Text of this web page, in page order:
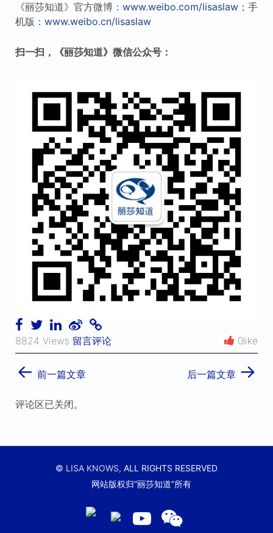
《丽莎知道》官方微博： www.weibo.com/lisaslaw；手
机版： www.weibo.cn/lisaslaw
扫一扫，《丽莎知道》微信公众号：
8824 Views 留言评论 0like
← 前一篇文章 后一篇文章 →
评论区已关闭。
© LISA KNOWS, ALL RIGHTS RESERVED
网站版权归“丽莎知道”所有